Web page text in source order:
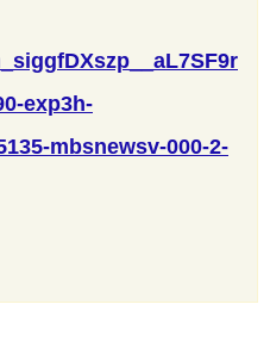
exp3h-
mbsnewsv-000-2-